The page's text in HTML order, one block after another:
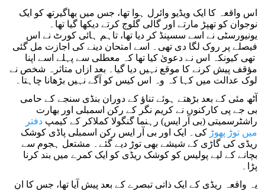
اس واقعہ کا ایک ویڈیو وائرل ہوا تھا، جس میں بھاگیرتھ کو ایک
نوجوان کو تھپڑ مارتے اور گالی گلوج کرتے دیکھا گیا تھا۔
یونیورسٹی نے اسے سسپنڈ کر دیا تھا، تاہم ہائی کورٹ نے اس
فیصلے پر روک لگا دی تھی۔ اسے امتحان دینے کی اجازت مل گئی
تھی کیونکہ اس نے دعویٰ کیا تھا کہ معطلی سے پہلے اسے اپنا
مؤقف پیش کرنے کا موقع نہیں دیا گیا۔ بعد ازاں متاثرہ شخص نے
لوک عدالت میں کہا کہ وہ اس کیس کو آگے نہیں بڑھانا چاہتا۔
آٹھ مئی کے بعد بڑھتے ہوئے تناؤ کے دوران بنڈی سنجے کے حامی
بی جے پی کارکنوں نے کریم نگر کے رکن اسمبلی اور بھارت
راشٹرسمیتی (بی آر ایس) رہنما گنگولا کملاکر کے کیمپ دفتر
میں توڑ پھوڑ کی۔ ایک اور بی آر ایس رکن اسمبلی پاڈی کوشک
ریڈی کی گاڑی کے شیشے بھی توڑ دیے گئے۔ مشتعل ہجوم سے
بچانے کے لیے پولیس کو کوشک ریڈی کو ایک کمرے میں بند کرنا
پڑا۔
یہ واقعہ ریڈی کے ایک ذاتی تبصرے کے بعد پیش آیا تھا، جس کا ان